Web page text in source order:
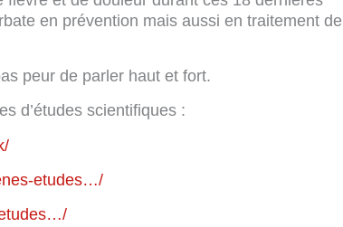
en prévention mais aussi en traitement de
peur de parler haut et fort.
d’études scientifiques :
etudes…/